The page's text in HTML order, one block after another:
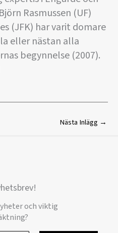
Rasmussen (UF)
(JFK) har varit domare
eller nästan alla
begynnelse (2007).
Nästa Inlägg →
och viktig